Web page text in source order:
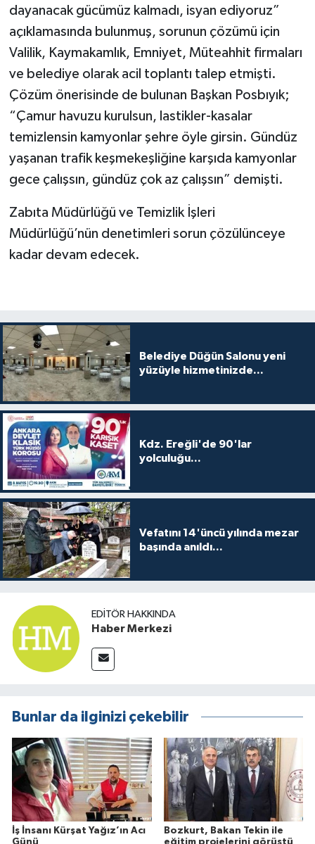
dayanacak gücümüz kalmadı, isyan ediyoruz”
açıklamasında bulunmuş, sorunun çözümü için
Valilik, Kaymakamlık, Emniyet, Müteahhit firmaları
ve belediye olarak acil toplantı talep etmişti.
Çözüm önerisinde de bulunan Başkan Posbıyık;
“Çamur havuzu kurulsun, lastikler-kasalar
temizlensin kamyonlar şehre öyle girsin. Gündüz
yaşanan trafik keşmekeşliğine karşıda kamyonlar
gece çalışsın, gündüz çok az çalışsın” demişti.
Zabıta Müdürlüğü ve Temizlik İşleri
Müdürlüğü’nün denetimleri sorun çözülünceye
kadar devam edecek.
Belediye Düğün Salonu yeni
yüzüyle hizmetinizde...
Kdz. Ereğli'de 90'lar
yolculuğu...
Vefatını 14'üncü yılında mezar
başında anıldı...
EDITÖR HAKKINDA
Haber Merkezi
Bunlar da ilginizi çekebilir
İş İnsanı Kürşat Yağız’ın Acı
Günü
Bozkurt, Bakan Tekin ile
eğitim projelerini görüştü